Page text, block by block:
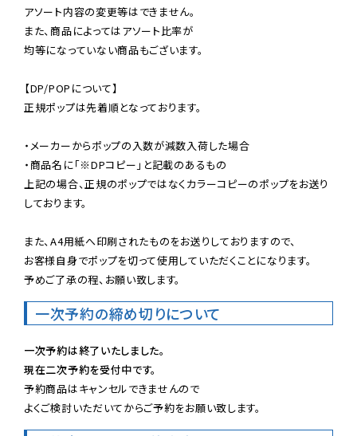
アソート内容の変更等はできません。
また、商品によってはアソート比率が
均等になっていない商品もございます。
【DP/POPについて】
正規ポップは先着順となっております。
・メーカーからポップの入数が減数入荷した場合
・商品名に「※DPコピー」と記載のあるもの
上記の場合、正規のポップではなくカラーコピーのポップをお送り
しております。
また、A4用紙へ印刷されたものをお送りしておりますので、
お客様自身でポップを切って使用していただくことになります。
予めご了承の程、お願い致します。
一次予約の締め切りについて
一次予約は終了いたしました。
現在二次予約を受付中です。
予約商品はキャンセルできませんので
よくご検討いただいてからご予約をお願い致します。